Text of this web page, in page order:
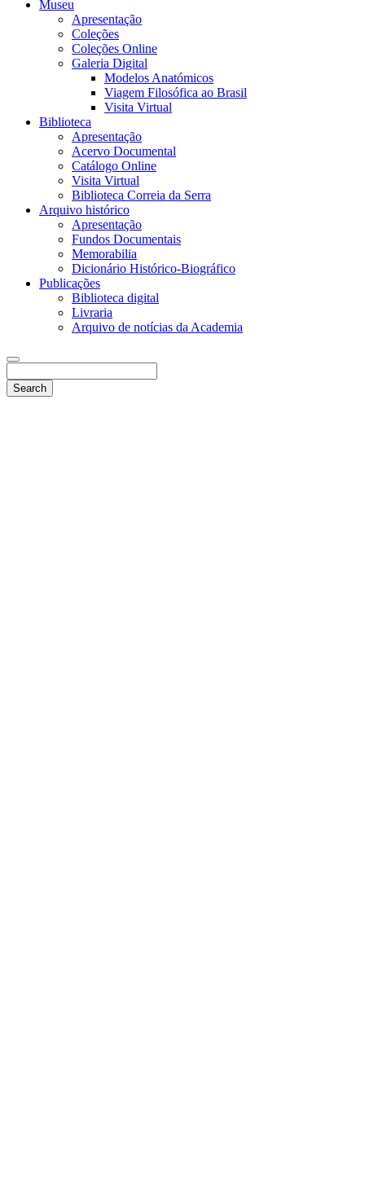
Museu
Apresentação
Coleções
Coleções Online
Galeria Digital
Modelos Anatómicos
Viagem Filosófica ao Brasil
Visita Virtual
Biblioteca
Apresentação
Acervo Documental
Catálogo Online
Visita Virtual
Biblioteca Correia da Serra
Arquivo histórico
Apresentação
Fundos Documentais
Memorabilia
Dicionário Histórico-Biográfico
Publicações
Biblioteca digital
Livraria
Arquivo de notícias da Academia